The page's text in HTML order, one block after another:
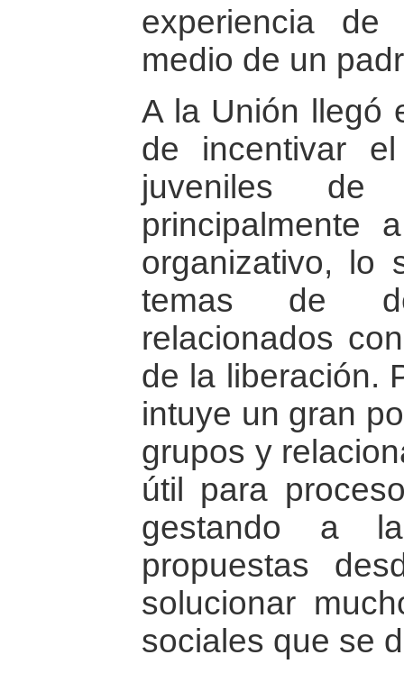
experiencia
medio de un
A la Unión llegó
de incentivar
juveniles
principalmente
organizativo, lo
temas de
relacionados
de la liberación.
intuye un gran
grupos y
útil para
gestando a
propuestas
solucionar
sociales que se